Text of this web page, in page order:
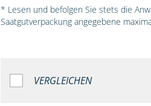
* Lesen und befolgen Sie stets die
Saatgutverpackung angegebene
VERGLEICHEN